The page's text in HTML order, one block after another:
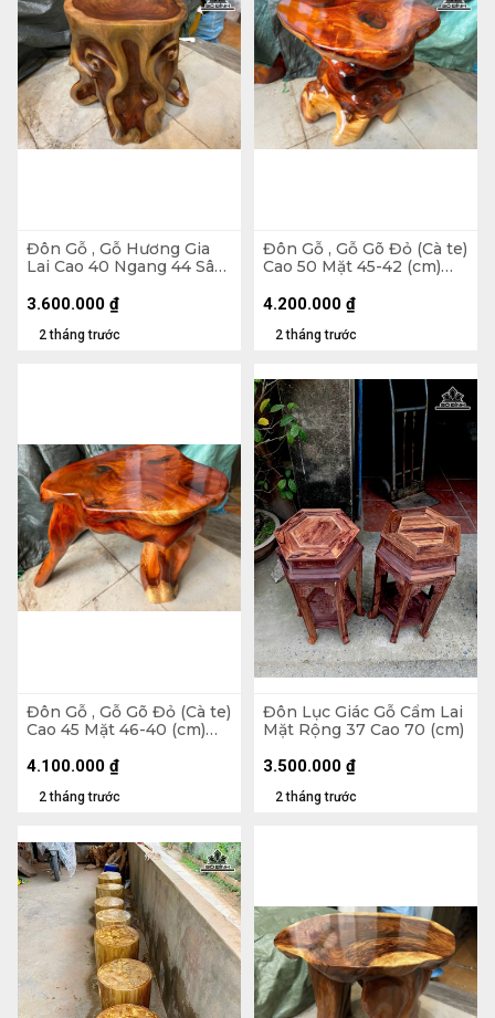
Đôn Gỗ , Gỗ Hương Gia
Lai Cao 40 Ngang 44 Sâu
2 tháng trước
3.600.000 ₫
Đôn Gỗ , Gỗ Gõ Đỏ (Cà te)
Cao 50 Mặt 45-42 (cm)
2 tháng trước
4.200.000 ₫
Đôn Gỗ , Gỗ Gõ Đỏ (Cà te)
Cao 45 Mặt 46-40 (cm)
2 tháng trước
4.100.000 ₫
Đôn Lục Giác Gỗ Cẩm Lai
Mặt Rộng 37 Cao 70 (cm)
2 tháng trước
3.500.000 ₫